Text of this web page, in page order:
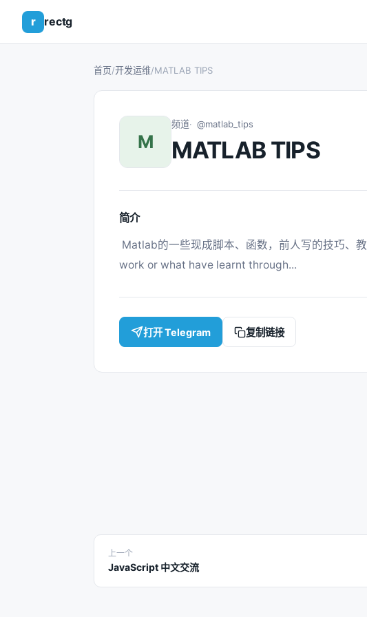
r rectg
首页/开发运维/MATLAB TIPS
M
频道 @matlab_tips
MATLAB TIPS
简介
work or what have learnt through...
打开 Telegram 复制链接
上一个
JavaScript 中文交流